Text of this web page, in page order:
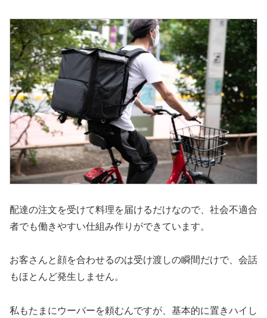
配達の注文を受けて料理を届けるだけなので、社会不適合
者でも働きやすい仕組み作りができています。
お客さんと顔を合わせるのは受け渡しの瞬間だけで、会話
もほとんど発生しません。
私もたまにウーバーを頼むんですが、基本的に置きハイし